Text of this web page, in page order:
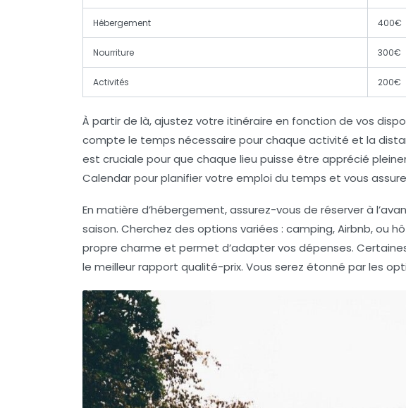
Hébergement 400€
Nourriture 300€
Activités 200€
À partir de là, ajustez votre itinéraire en fonction de vos
compte le temps nécessaire pour chaque activité et la
est cruciale pour que chaque lieu puisse être apprécié
Calendar pour planifier votre emploi du temps et vous
En matière d’hébergement, assurez-vous de réserver à
saison. Cherchez des options variées : camping, Airbnb, ou
propre charme et permet d’adapter vos dépenses.
le meilleur rapport qualité-prix. Vous serez étonné par les